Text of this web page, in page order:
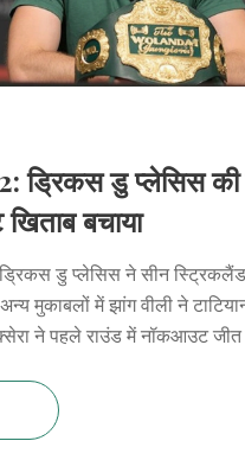
ड्रिकस डु प्लेसिस की
बचाया
डु प्लेसिस ने सीन
मुकाबलों में झांग वीली ने
ने पहले राउंड में नॉकआउट जीत